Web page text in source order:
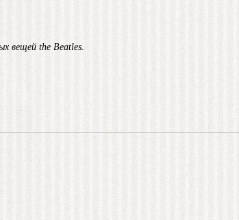
вещей the Beatles.